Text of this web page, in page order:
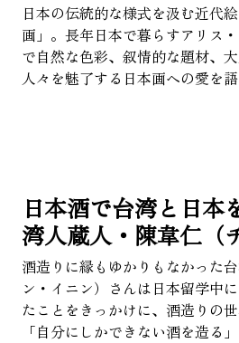
トラベル
フード＆ドリンク
カルチャー
About Us
日本の伝統的な様式を汲む近代
画」。長年日本で暮らすアリス
で自然な色彩、叙情的な題材、
人々を魅了する日本画への愛を語
日本酒で台湾と日
湾人蔵人・陳韋仁（
酒造りに縁もゆかりもなかった
ン・イニン）さんは日本留学中
たことをきっかけに、酒造りの
「自分にしかできない酒を造る